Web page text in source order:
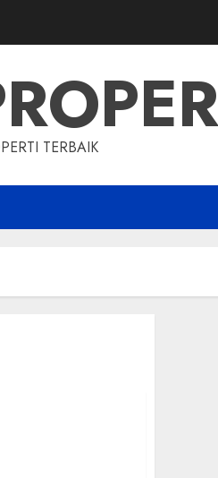
TERBAIK